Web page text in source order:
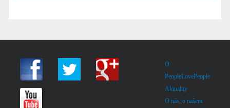
O
PeopleLovePeople
Aktuality
O nás, o našem